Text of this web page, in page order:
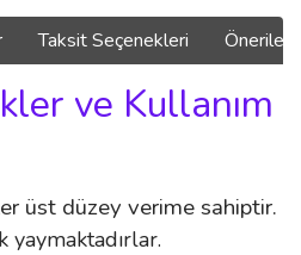
Taksit Seçenekleri
ve Kullanım
üst düzey verime sahiptir.
yaymaktadırlar.